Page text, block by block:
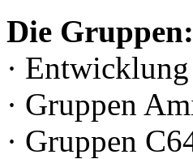
Die Gruppen:
· Entwicklung
· Gruppen
· Gruppen